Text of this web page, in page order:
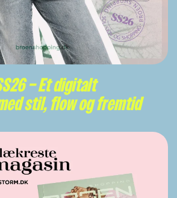
– Et digitalt
stil, flow og fremtid